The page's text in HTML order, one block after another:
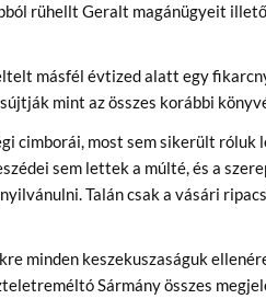
rühellt Geralt magánügyeit
másfél évtized alatt egy
mint az összes korábbi
cimborái, most sem sikerült róluk
sem lettek a múlté, és a
Talán csak a vásári
minden keszekuszaságuk
Sármány összes